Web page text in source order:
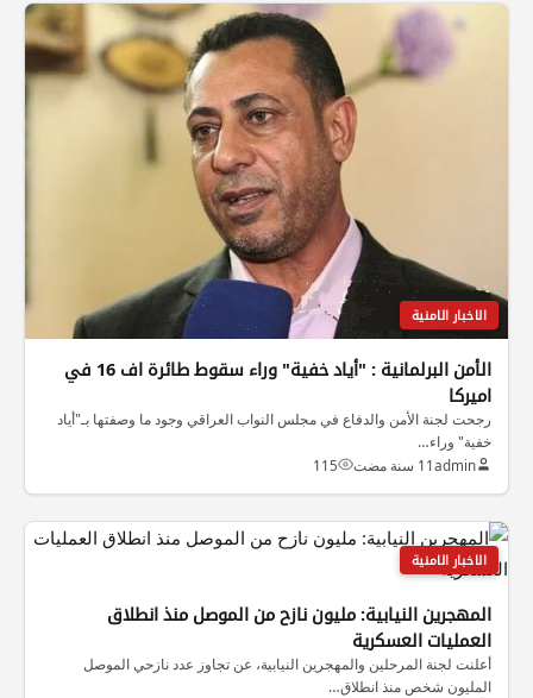
الاخبار الامنية
الأمن البرلمانية : "أياد خفية" وراء سقوط طائرة اف 16 في
اميركا
رجحت لجنة الأمن والدفاع في مجلس النواب العراقي وجود ما وصفتها بـ"أياد
خفية" وراء…
admin11 سنة مضت 115
الاخبار الامنية
المهجرين النيابية: مليون نازح من الموصل منذ انطلاق
العمليات العسكرية
أعلنت لجنة المرحلين والمهجرين النيابية، عن تجاوز عدد نازحي الموصل
المليون شخص منذ انطلاق…